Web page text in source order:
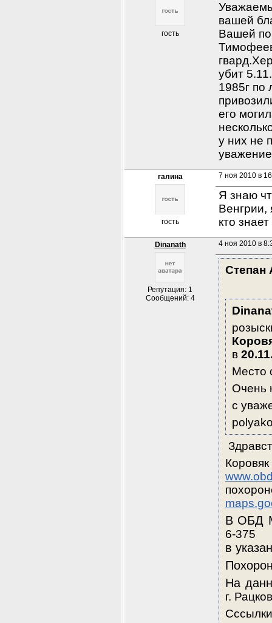
гость
вашей
Вашей
убит
1985г по
его
у них не
галина
гость
7 ноя 2010 в
Я знаю
Венгрии,
кто
Dinanath
Репутация: 1
Сообщений: 4
4 ноя 2010 в
Степан
в
Место
Очень
с
В ОБД
в
На
г.